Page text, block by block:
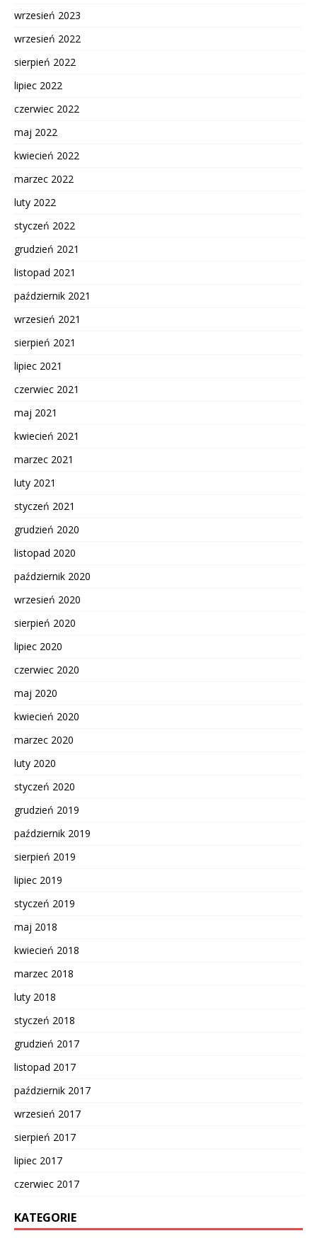
wrzesień 2023
wrzesień 2022
sierpień 2022
lipiec 2022
czerwiec 2022
maj 2022
kwiecień 2022
marzec 2022
luty 2022
styczeń 2022
grudzień 2021
listopad 2021
październik 2021
wrzesień 2021
sierpień 2021
lipiec 2021
czerwiec 2021
maj 2021
kwiecień 2021
marzec 2021
luty 2021
styczeń 2021
grudzień 2020
listopad 2020
październik 2020
wrzesień 2020
sierpień 2020
lipiec 2020
czerwiec 2020
maj 2020
kwiecień 2020
marzec 2020
luty 2020
styczeń 2020
grudzień 2019
październik 2019
sierpień 2019
lipiec 2019
styczeń 2019
maj 2018
kwiecień 2018
marzec 2018
luty 2018
styczeń 2018
grudzień 2017
listopad 2017
październik 2017
wrzesień 2017
sierpień 2017
lipiec 2017
czerwiec 2017
KATEGORIE